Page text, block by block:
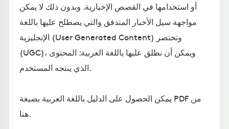
أو استخدامها في القصص الإخبارية. وبدون ذلك لا يمكن
مواجهة سيل الأخبار المتدفق والتي يصطلح عليها باللغة
الإنجليزية (User Generated Content) وتختصر
(UGC)، ويمكن أن نطلق عليها باللغة العربية: المحتوى
الذي ينتجه المستخدم.
يمكن الحصول على الدليل باللغة العربية بصيغة PDF من
هنا.